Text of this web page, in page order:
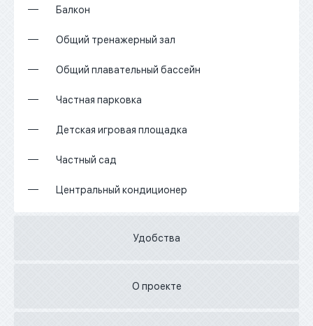
Балкон
Общий тренажерный зал
Общий плавательный бассейн
Частная парковка
Детская игровая площадка
Частный сад
Центральный кондиционер
Удобства
О проекте